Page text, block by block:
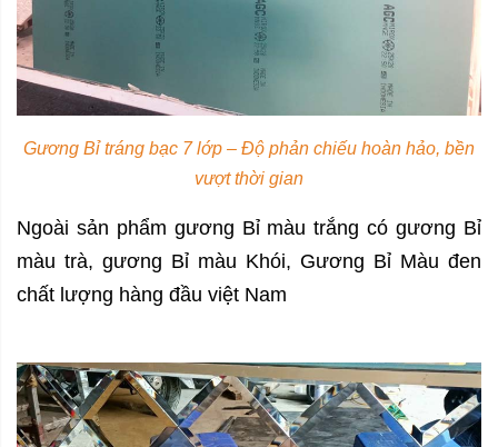
Gương Bỉ tráng bạc 7 lớp – Độ phản chiếu hoàn hảo, bền
vượt thời gian
Ngoài sản phẩm gương Bỉ màu trắng có gương Bỉ
màu trà, gương Bỉ màu Khói, Gương Bỉ Màu đen
chất lượng hàng đầu việt Nam